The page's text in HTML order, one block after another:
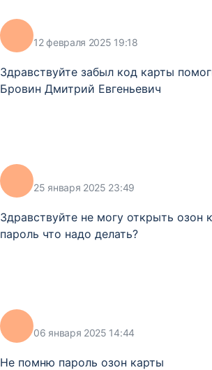
12 февраля 2025 19:18
Здравствуйте забыл код карты
Бровин Дмитрий Евгеньевич
25 января 2025 23:49
Здравствуйте не могу открыть озон
пароль что надо делать?
06 января 2025 14:44
Не помню пароль озон карты